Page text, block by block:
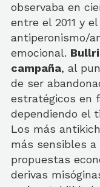
observaba en
entre el 2011 y
antiperonismo/
emocional.
campaña, al
de ser
estratégicos en
dependiendo el
Los más
más sensibles
propuestas
derivas